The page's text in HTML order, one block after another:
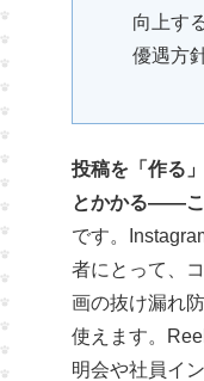
向上す
優遇方
投稿を「作る
とかかる——こ
です。
者にとって、
画の抜け漏れ
使えます。
明会や社員イ